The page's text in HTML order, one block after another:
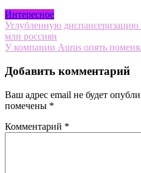
Интересное
Навигация
по
Углубленную
млн россиян
У компании Aurus опять
Добавить комментарий
Ваш адрес email не будет
помечены *
Комментарий *